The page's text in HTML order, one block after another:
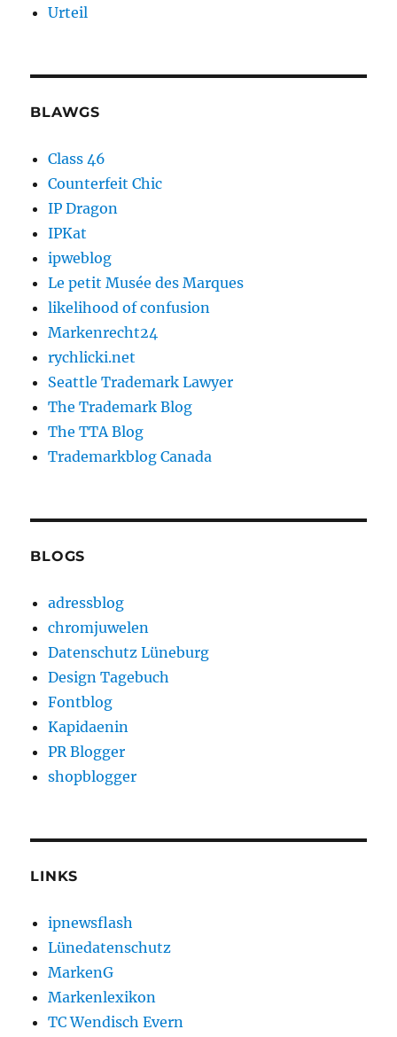
Urteil
BLAWGS
Class 46
Counterfeit Chic
IP Dragon
IPKat
ipweblog
Le petit Musée des Marques
likelihood of confusion
Markenrecht24
rychlicki.net
Seattle Trademark Lawyer
The Trademark Blog
The TTA Blog
Trademarkblog Canada
BLOGS
adressblog
chromjuwelen
Datenschutz Lüneburg
Design Tagebuch
Fontblog
Kapidaenin
PR Blogger
shopblogger
LINKS
ipnewsflash
Lünedatenschutz
MarkenG
Markenlexikon
TC Wendisch Evern